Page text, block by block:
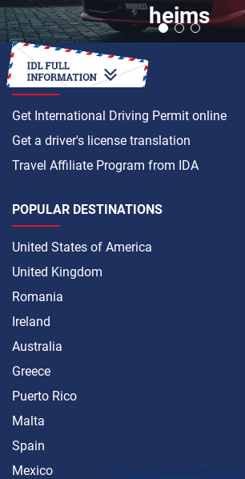
heims
HOW TO
Get International Driving Permit online
Get a driver's license translation
Travel Affiliate Program from IDA
POPULAR DESTINATIONS
United States of America
United Kingdom
Romania
Ireland
Australia
Greece
Puerto Rico
Malta
Spain
Mexico